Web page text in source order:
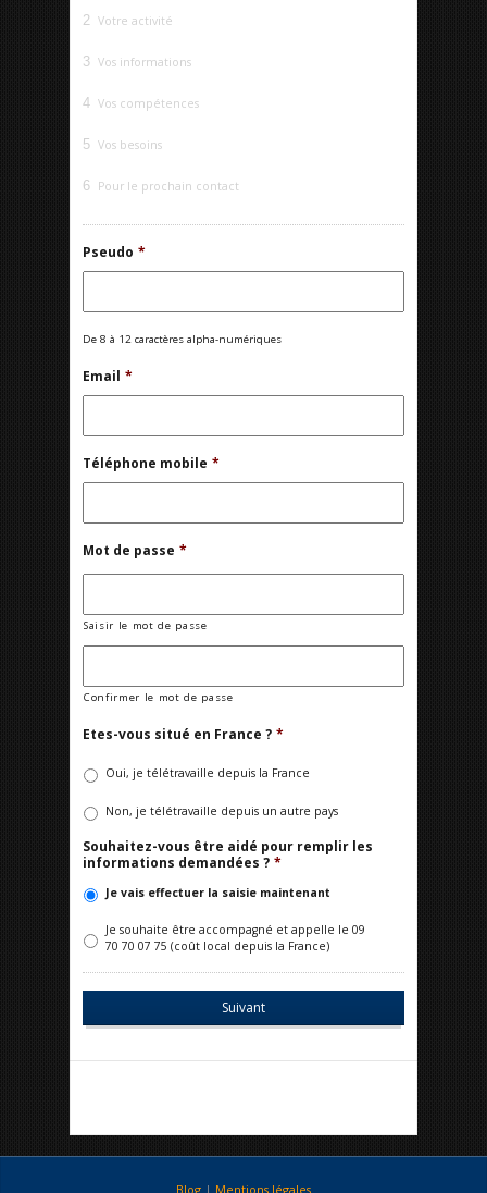
2 Votre activité
3 Vos informations
4 Vos compétences
5 Vos besoins
6 Pour le prochain contact
Pseudo *
De 8 à 12 caractères alpha-numériques
Email *
Téléphone mobile *
Mot de passe *
Saisir le mot de passe
Confirmer le mot de passe
Etes-vous situé en France ? *
Oui, je télétravaille depuis la France
Non, je télétravaille depuis un autre pays
Souhaitez-vous être aidé pour remplir les
informations demandées ? *
Je vais effectuer la saisie maintenant
Je souhaite être accompagné et appelle le 09
70 70 07 75 (coût local depuis la France)
Blog | Mentions légales